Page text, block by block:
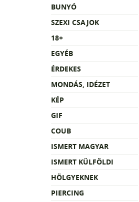
BUNYÓ
SZEXI CSAJOK
18+
EGYÉB
ÉRDEKES
MONDÁS, IDÉZET
KÉP
GIF
COUB
ISMERT MAGYAR
ISMERT KÜLFÖLDI
HÖLGYEKNEK
PIERCING